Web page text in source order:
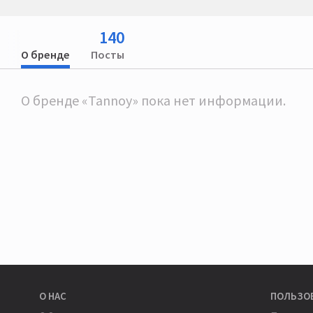
О бренде
140
Посты
О бренде «Tannoy» пока нет информации.
О НАС